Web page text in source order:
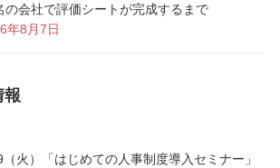
の会社で評価シートが完成するまで
年8月7日
報
火）「はじめての人事制度導入セミナー」